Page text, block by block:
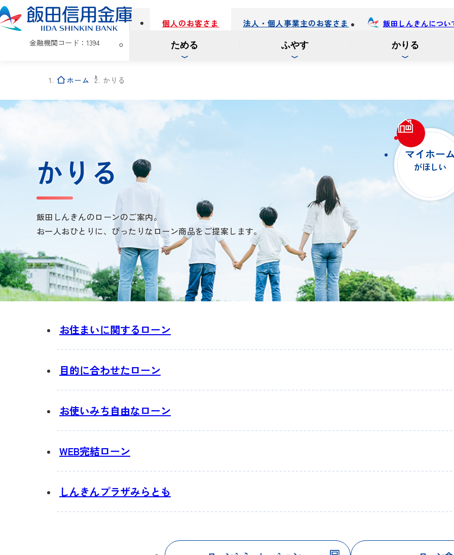
金融機関コード：1394
個人のお客さま
ためる ふやす かりる
法人・個人事業主のお客さま 飯田しんきんについ
ホーム かりる
かりる
飯田しんきんのローンのご案内。
お一人おひとりに、 ぴったりなローン商品をご提案します。
マイホー
がほしい
お住まいに関するローン
目的に合わせたローン
お使いみち自由なローン
WEB完結ローン
しんきんプラザみらとも